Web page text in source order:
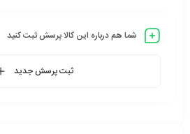
شما هم درباره این کالا پرسش ثبت کنید
ثبت پرسش جدید